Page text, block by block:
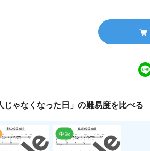
じゃなくなった日 」の難易度を比べる